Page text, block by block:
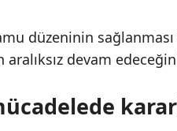
düzeninin
aralıksız devam